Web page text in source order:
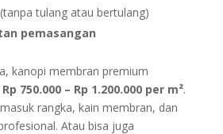
(tanpa tulang atau bertulang)
pemasangan
kanopi membran premium
Rp 750.000 – Rp 1.200.000 per m².
rangka, kain membran, dan
Atau bisa juga